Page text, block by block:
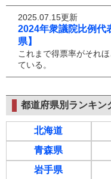
2025.07.15更新
2024年衆議院比例代
県】
これまで得票率がそれ
ている。
都道府県別ランキン
北海道
青森県
岩手県